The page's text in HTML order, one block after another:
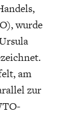
wurde
am
zur